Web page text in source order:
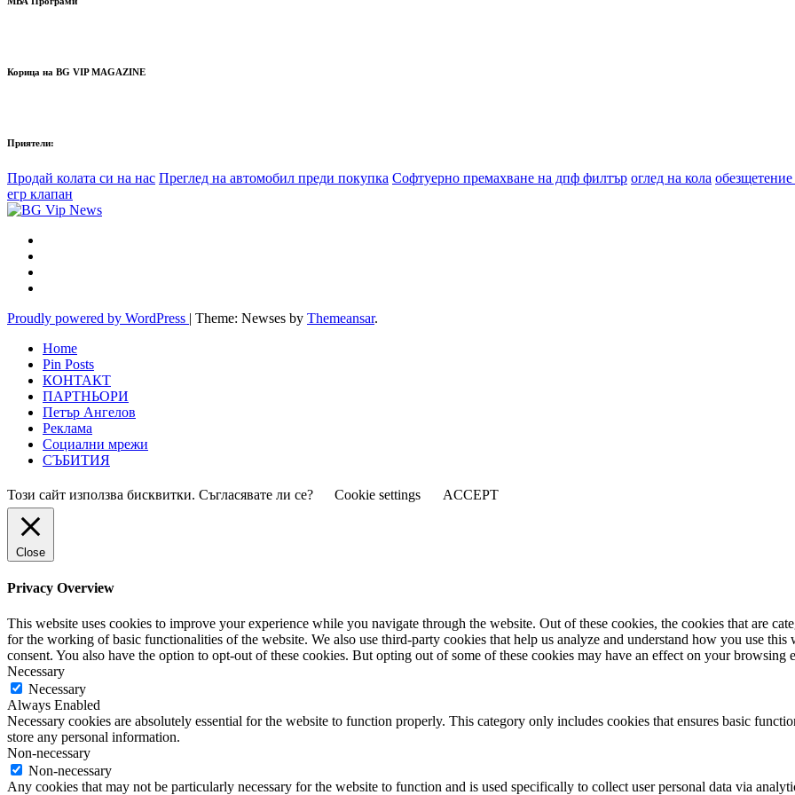
Корица на BG VIP MAGAZINE
Приятели:
Продай колата си на нас Преглед на автомобил преди покупка Софтуерно премахване на дпф филтър оглед на кола
егр клапан
Proudly powered by WordPress | Theme: Newses by Themeansar.
Home
Pin Posts
КОНТАКТ
ПАРТНЬОРИ
Петър Ангелов
Реклама
Социални мрежи
СЪБИТИЯ
Този сайт използва бисквитки. Съгласявате ли се? Cookie settings ACCEPT
Close
Privacy Overview
This website uses cookies to improve your experience while you navigate through the website. Out of these cookies, the cookies that are
for the working of basic functionalities of the website. We also use third-party cookies that help us analyze and understand how you use
consent. You also have the option to opt-out of these cookies. But opting out of some of these cookies may have an effect on your browsing
Necessary
Necessary
Always Enabled
Necessary cookies are absolutely essential for the website to function properly. This category only includes cookies that ensures basic
store any personal information.
Non-necessary
Non-necessary
Any cookies that may not be particularly necessary for the website to function and is used specifically to collect user personal data via